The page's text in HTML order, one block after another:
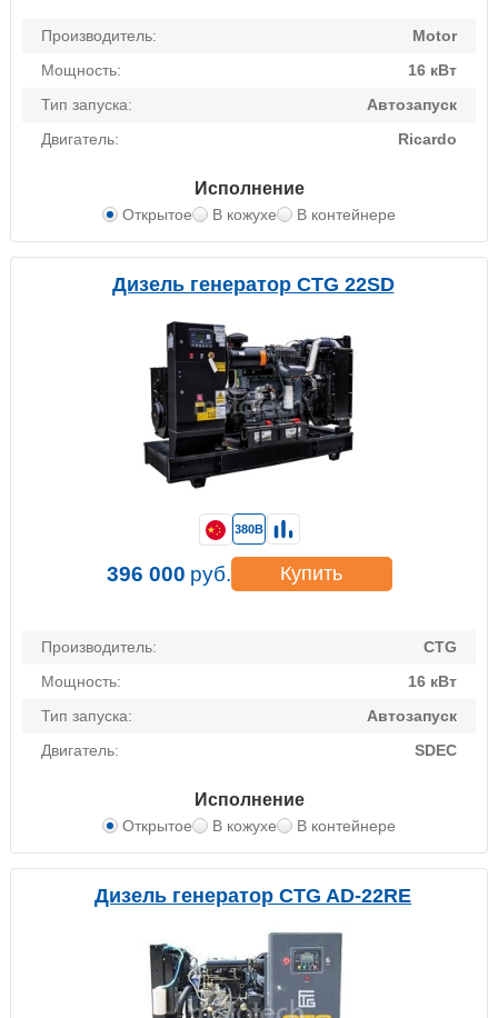
Производитель:
Motor
Мощность:
16 кВт
Тип запуска:
Автозапуск
Двигатель:
Ricardo
Исполнение
Открытое В кожухе В контейнере
Дизель генератор CTG 22SD
Производитель:
CTG
Мощность:
16 кВт
Тип запуска:
Автозапуск
Двигатель:
SDEC
Исполнение
Открытое В кожухе В контейнере
380В
396 000 руб. Купить
Дизель генератор CTG AD-22RE